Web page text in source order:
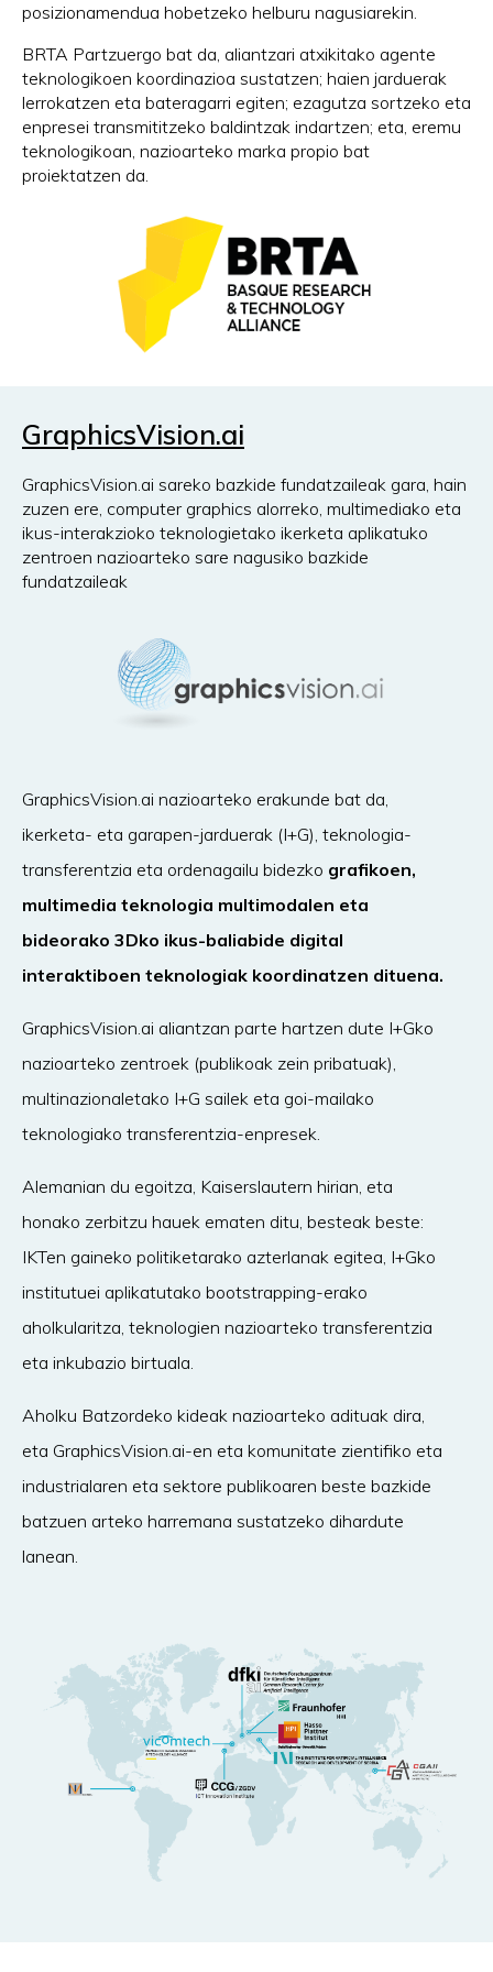
posizionamendua hobetzeko helburu nagusiarekin.
BRTA Partzuergo bat da, aliantzari atxikitako agente
teknologikoen koordinazioa sustatzen; haien jarduerak
lerrokatzen eta bateragarri egiten; ezagutza sortzeko eta
enpresei transmititzeko baldintzak indartzen; eta, eremu
teknologikoan, nazioarteko marka propio bat
proiektatzen da.
GraphicsVision.ai
GraphicsVision.ai sareko bazkide fundatzaileak gara, hain
zuzen ere, computer graphics alorreko, multimediako eta
ikus-interakzioko teknologietako ikerketa aplikatuko
zentroen nazioarteko sare nagusiko bazkide
fundatzaileak
GraphicsVision.ai nazioarteko erakunde bat da,
ikerketa- eta garapen-jarduerak (I+G), teknologia-
transferentzia eta ordenagailu bidezko grafikoen,
multimedia teknologia multimodalen eta
bideorako 3Dko ikus-baliabide digital
interaktiboen teknologiak koordinatzen dituena.
GraphicsVision.ai aliantzan parte hartzen dute I+Gko
nazioarteko zentroek (publikoak zein pribatuak),
multinazionaletako I+G sailek eta goi-mailako
teknologiako transferentzia-enpresek.
Alemanian du egoitza, Kaiserslautern hirian, eta
honako zerbitzu hauek ematen ditu, besteak beste:
IKTen gaineko politiketarako azterlanak egitea, I+Gko
institutuei aplikatutako bootstrapping-erako
aholkularitza, teknologien nazioarteko transferentzia
eta inkubazio birtuala.
Aholku Batzordeko kideak nazioarteko adituak dira,
eta GraphicsVision.ai-en eta komunitate zientifiko eta
industrialaren eta sektore publikoaren beste bazkide
batzuen arteko harremana sustatzeko dihardute
lanean.